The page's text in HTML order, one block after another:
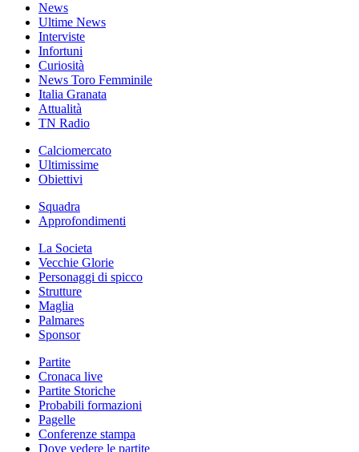
News
Ultime News
Interviste
Infortuni
Curiosità
News Toro Femminile
Italia Granata
Attualità
TN Radio
Calciomercato
Ultimissime
Obiettivi
Squadra
Approfondimenti
La Societa
Vecchie Glorie
Personaggi di spicco
Strutture
Maglia
Palmares
Sponsor
Partite
Cronaca live
Partite Storiche
Probabili formazioni
Pagelle
Conferenze stampa
Dove vedere le partite